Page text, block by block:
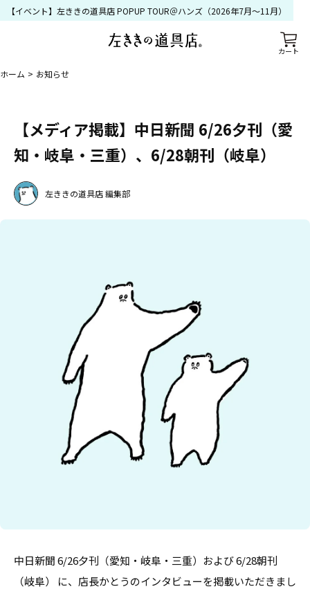
カート
【イベント】左ききの道具店 POPUP TOUR＠ハンズ（2026年7月〜11月）
ホーム お知らせ
【メディア掲載】中日新聞 6/26夕刊（愛
知・岐阜・三重）、6/28朝刊（岐阜）
左ききの道具店 編集部
中日新聞 6/26夕刊（愛知・岐阜・三重）および 6/28朝刊
（岐阜） に、店長かとうのインタビューを掲載いただきまし